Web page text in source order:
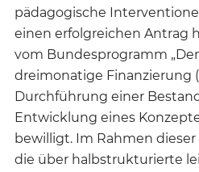
pädagogische
einen erfolgreichen Antrag
vom Bundesprogramm
dreimonatige Finanzierung
Durchführung einer
Entwicklung eines
bewilligt. Im Rahmen
die über halbstrukturierte